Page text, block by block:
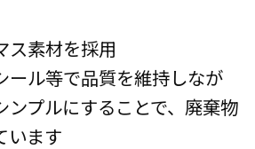
ス素材を採用
ール等で品質を維持しなが
ンプルにすることで、廃棄物
います